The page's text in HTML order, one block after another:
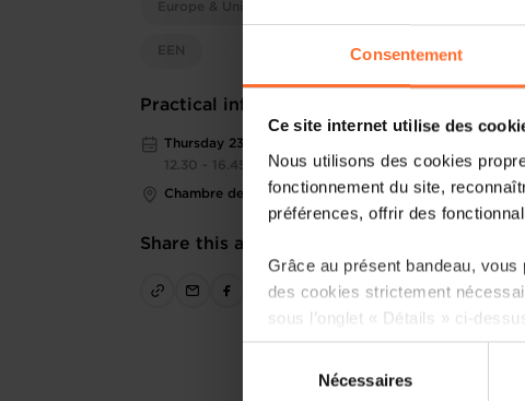
Consentement
Ce site internet utilise des
Nous utilisons des cookies
fonctionnement du site,
préférences, offrir des
Grâce au présent bandeau,
des cookies strictement
sous l’onglet « Détails » ci-dessus.
Il est précisé que la navigation
sociaux, sauvegarde des
Nécessaires
Europe & Union européenne
EEN
Practical information
Thursday 23 Oct 2025
12.30 - 16.45
Chambre des Métiers
Share this article